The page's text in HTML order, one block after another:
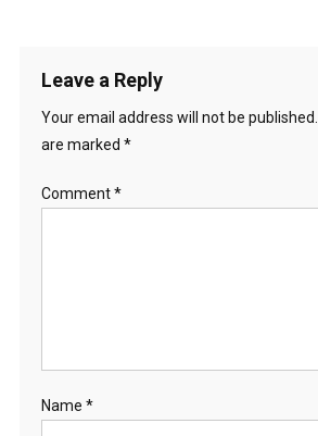
Leave a Reply
Your email address will not be published.
are marked *
Comment*
Name *